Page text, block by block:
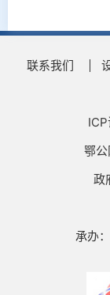
联系我们
鄂
政
承办